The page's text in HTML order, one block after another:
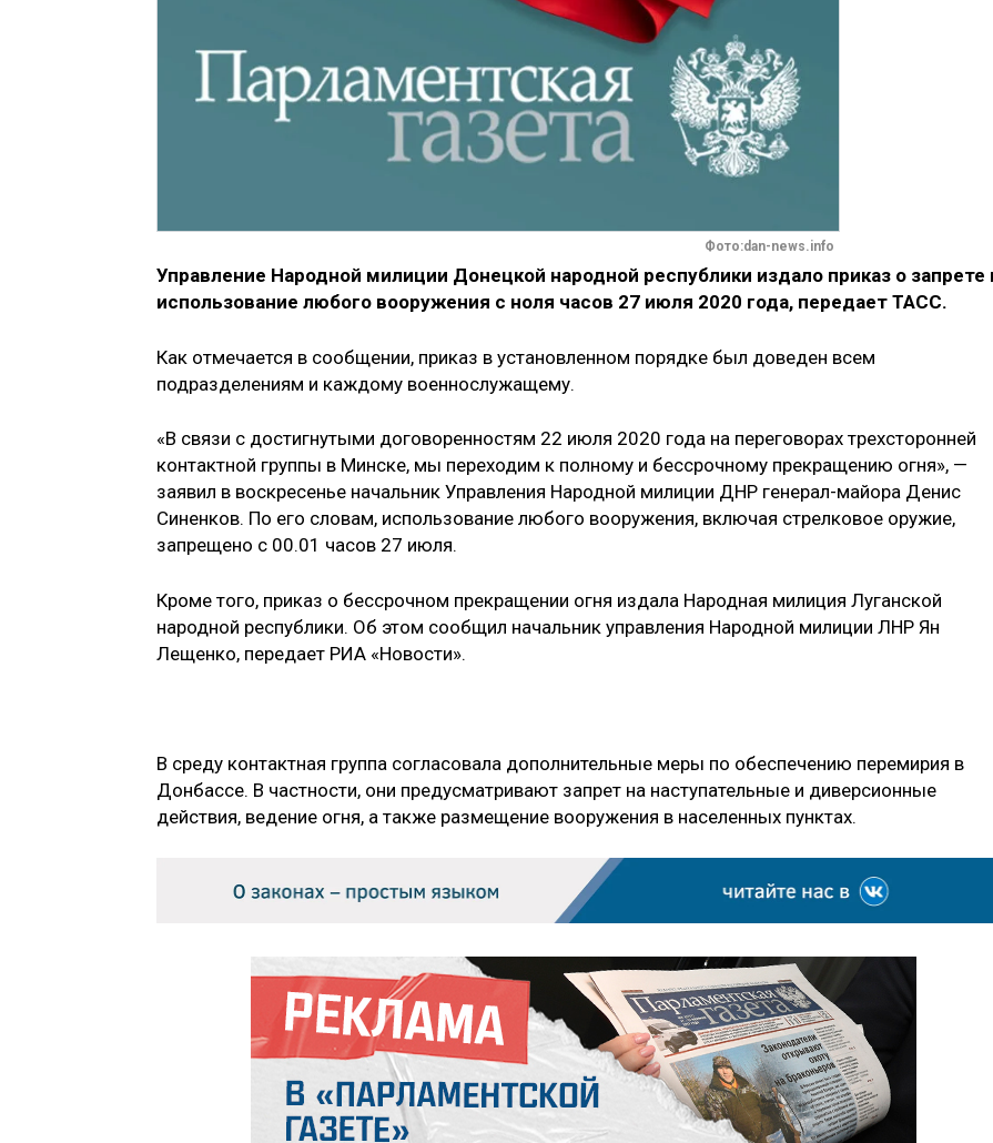
Фото:dan-news.info
Управление Народной милиции Донецкой народной республики издало приказ о запрете
использование любого вооружения с ноля часов 27 июля 2020 года, передает ТАСС.
Как отмечается в сообщении, приказ в установленном порядке был доведен всем
подразделениям и каждому военнослужащему.
«В связи с достигнутыми договоренностям 22 июля 2020 года на переговорах трехсторонней
контактной группы в Минске, мы переходим к полному и бессрочному прекращению огня», —
заявил в воскресенье начальник Управления Народной милиции ДНР генерал-майора Денис
Синенков. По его словам, использование любого вооружения, включая стрелковое оружие,
запрещено с 00.01 часов 27 июля.
Кроме того, приказ о бессрочном прекращении огня издала Народная милиция Луганской
народной республики. Об этом сообщил начальник управления Народной милиции ЛНР Ян
Лещенко, передает РИА «Новости».
В среду контактная группа согласовала дополнительные меры по обеспечению перемирия в
Донбассе. В частности, они предусматривают запрет на наступательные и диверсионные
действия, ведение огня, а также размещение вооружения в населенных пунктах.